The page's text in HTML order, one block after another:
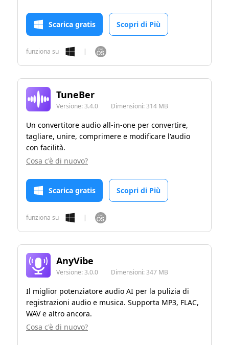
Scarica gratis Scopri di Più
funziona su |
TuneBer
Versione: 3.4.0 Dimensioni: 314 MB
Un convertitore audio all-in-one per convertire,
tagliare, unire, comprimere e modificare l'audio
con facilità.
Cosa c'è di nuovo?
Scarica gratis Scopri di Più
funziona su |
AnyVibe
Versione: 3.0.0 Dimensioni: 347 MB
Il miglior potenziatore audio AI per la pulizia di
registrazioni audio e musica. Supporta MP3, FLAC,
WAV e altro ancora.
Cosa c'è di nuovo?